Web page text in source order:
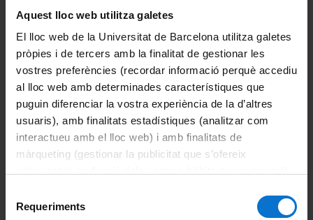
Aquest lloc web utilitza galetes
El lloc web de la Universitat de Barcelona utilitza galetes
pròpies i de tercers amb la finalitat de gestionar les
vostres preferències (recordar informació perquè accediu
al lloc web amb determinades característiques que
puguin diferenciar la vostra experiència de la d’altres
usuaris), amb finalitats estadístiques (analitzar com
interactueu amb el lloc web) i amb finalitats de
màrqueting (gestionar la publicitat que s’ofereix
consultar laPolítica de galetes del lloc web de la
Requeriments
Trámites académicos y administrativos
Portales e intranets
Portal de estudiantes
Intranet (PDI y PTGAS)
Campus Virtual
Alumni UB